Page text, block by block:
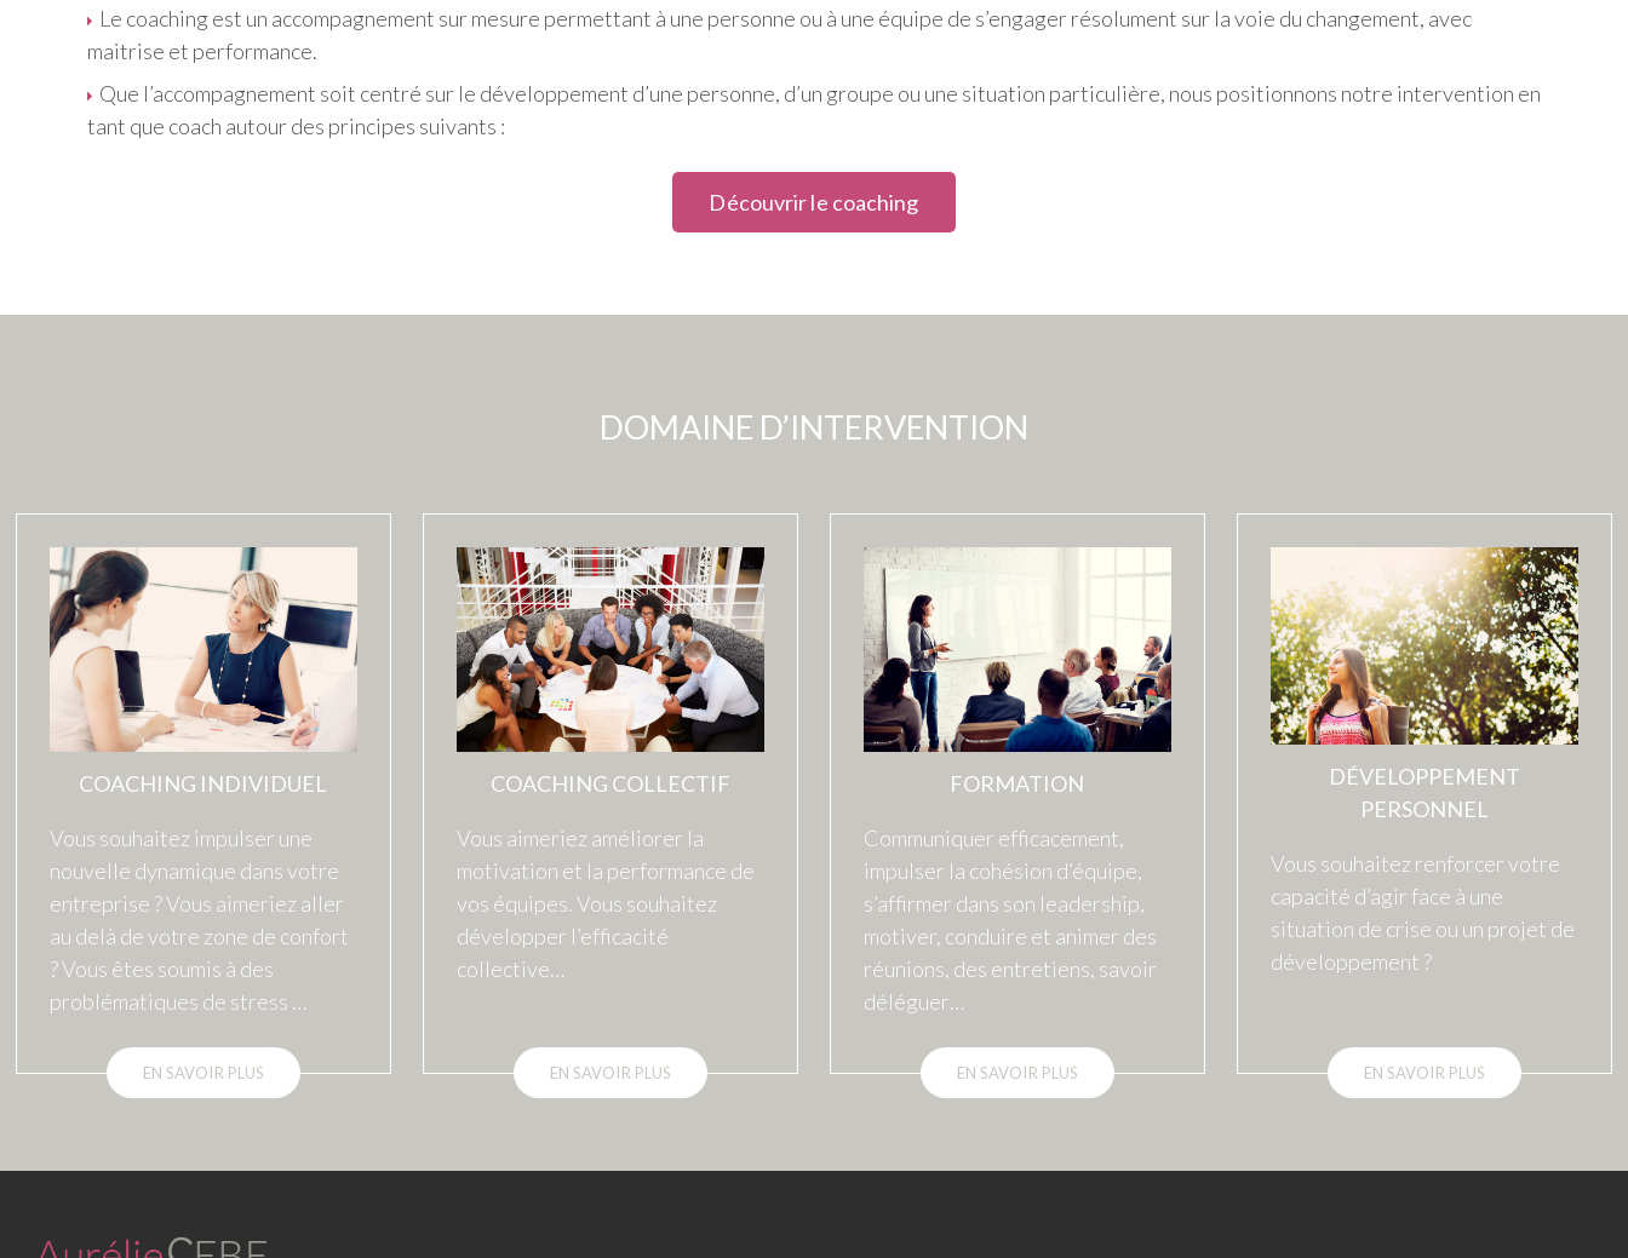
Le coaching est un accompagnement sur mesure permettant à une personne ou à une équipe de s’engager résolument sur la voie du changement, avec
maitrise et performance.
Que l’accompagnement soit centré sur le développement d’une personne, d’un groupe ou une situation particulière, nous positionnons notre intervention en
tant que coach autour des principes suivants :
Découvrir le coaching
DOMAINE D’INTERVENTION
COACHING INDIVIDUEL
Vous souhaitez impulser une
nouvelle dynamique dans votre
entreprise ? Vous aimeriez aller
au delà de votre zone de confort
? Vous êtes soumis à des
problématiques de stress …
EN SAVOIR PLUS
COACHING COLLECTIF
Vous aimeriez améliorer la
motivation et la performance de
vos équipes. Vous souhaitez
développer l’efficacité
collective…
EN SAVOIR PLUS
FORMATION
Communiquer efficacement,
impulser la cohésion d’équipe,
s’affirmer dans son leadership,
motiver, conduire et animer des
réunions, des entretiens, savoir
déléguer…
EN SAVOIR PLUS
DÉVELOPPEMENT
PERSONNEL
Vous souhaitez renforcer votre
capacité d’agir face à une
situation de crise ou un projet de
développement ?
EN SAVOIR PLUS